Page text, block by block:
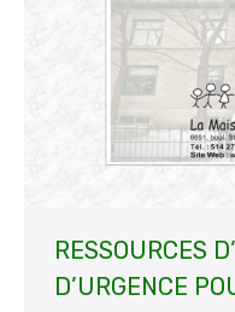
RESSOURCES
D’URGENCE